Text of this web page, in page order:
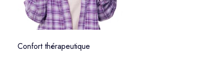
Confort thérapeutique